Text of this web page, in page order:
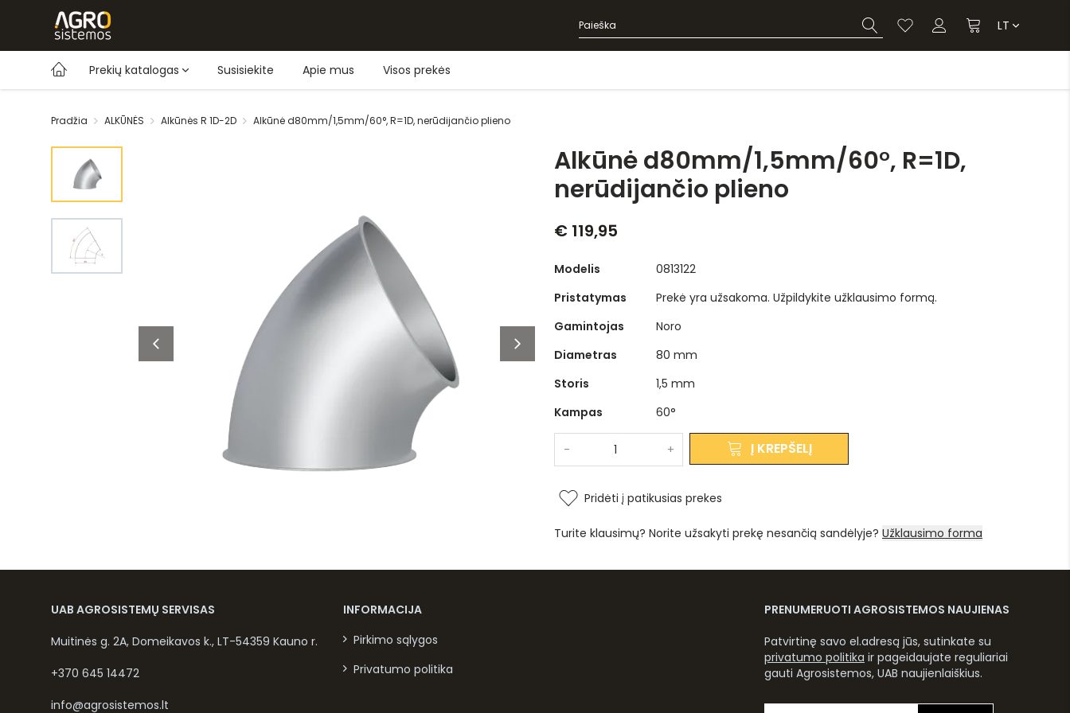
LT
Prekių katalogas Susisiekite Apie mus Visos prekės
Pradžia ALKŪNĖS Alkūnės R 1D-2D Alkūnė d80mm/1,5mm/60°, R=1D, nerūdijančio plieno
Alkūnė d80mm/1,5mm/60°, R=1D,
nerūdijančio plieno
€ 119,95
Modelis
0813122
Pristatymas
Prekė yra užsakoma. Užpildykite užklausimo formą.
Gamintojas
Noro
Diametras
80 mm
Storis
1,5 mm
Kampas
60°
- + Į KREPŠELĮ
Pridėti į patikusias prekes
Turite klausimų? Norite užsakyti prekę nesančią sandėlyje? Užklausimo forma
UAB AGROSISTEMŲ SERVISAS
Muitinės g. 2A, Domeikavos k., LT-54359 Kauno r.
+370 645 14472
info@agrosistemos.lt
INFORMACIJA
Pirkimo sąlygos
Privatumo politika
PRENUMERUOTI AGROSISTEMOS NAUJIENAS
Patvirtinę savo el.adresą jūs, sutinkate su
privatumo politika ir pageidaujate reguliariai
gauti Agrosistemos, UAB naujienlaiškius.